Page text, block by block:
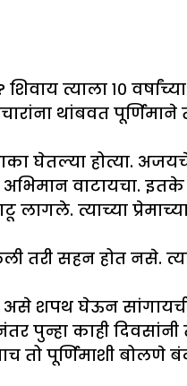
त्याला १० वर्षांच्या
थांबवत पूर्णिमाने
घेतल्या होत्या.
वाटायचा. इतके
त्याच्या
तरी सहन होत नसे.
असे शपथ घेऊन
पुन्हा काही
तो पूर्णिमाशी बोलणे